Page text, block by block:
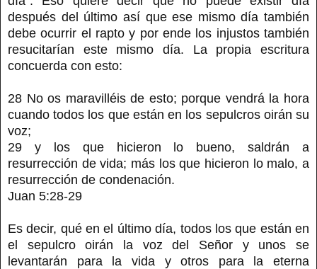
después del último así que ese mismo día también
debe ocurrir el rapto y por ende los injustos también
resucitarían este mismo día. La propia escritura
concuerda con esto:
28 No os maravilléis de esto; porque vendrá la hora
cuando todos los que están en los sepulcros oirán su
voz;
29 y los que hicieron lo bueno, saldrán a
resurrección de vida; más los que hicieron lo malo, a
resurrección de condenación.
Juan 5:28-29
Es decir, qué en el último día, todos los que están en
el sepulcro oirán la voz del Señor y unos se
levantarán para la vida y otros para la eterna